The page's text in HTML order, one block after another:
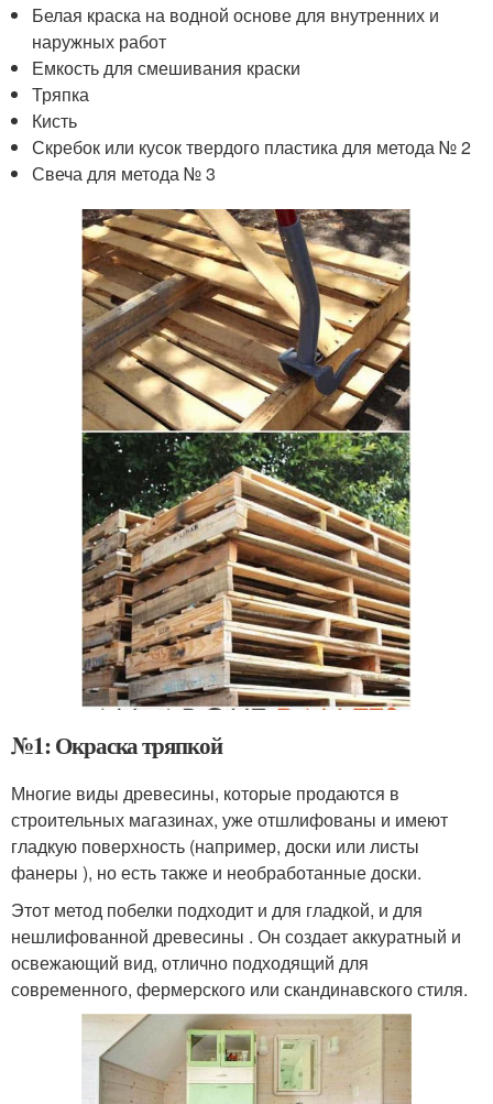
Белая краска на водной основе для внутренних и
наружных работ
Емкость для смешивания краски
Тряпка
Кисть
Скребок или кусок твердого пластика для метода № 2
Свеча для метода № 3
№1: Окраска тряпкой
Многие виды древесины, которые продаются в
строительных магазинах, уже отшлифованы и имеют
гладкую поверхность (например, доски или листы
фанеры ), но есть также и необработанные доски.
Этот метод побелки подходит и для гладкой, и для
нешлифованной древесины . Он создает аккуратный и
освежающий вид, отлично подходящий для
современного, фермерского или скандинавского стиля.